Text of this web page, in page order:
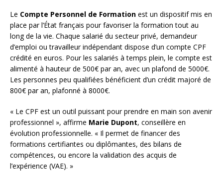
Le Compte Personnel de Formation est un dispositif mis en
place par l’État français pour favoriser la formation tout au
long de la vie. Chaque salarié du secteur privé, demandeur
d’emploi ou travailleur indépendant dispose d’un compte CPF
crédité en euros. Pour les salariés à temps plein, le compte est
alimenté à hauteur de 500€ par an, avec un plafond de 5000€.
Les personnes peu qualifiées bénéficient d’un crédit majoré de
800€ par an, plafonné à 8000€.
« Le CPF est un outil puissant pour prendre en main son avenir
professionnel », affirme Marie Dupont, conseillère en
évolution professionnelle. « Il permet de financer des
formations certifiantes ou diplômantes, des bilans de
compétences, ou encore la validation des acquis de
l’expérience (VAE). »